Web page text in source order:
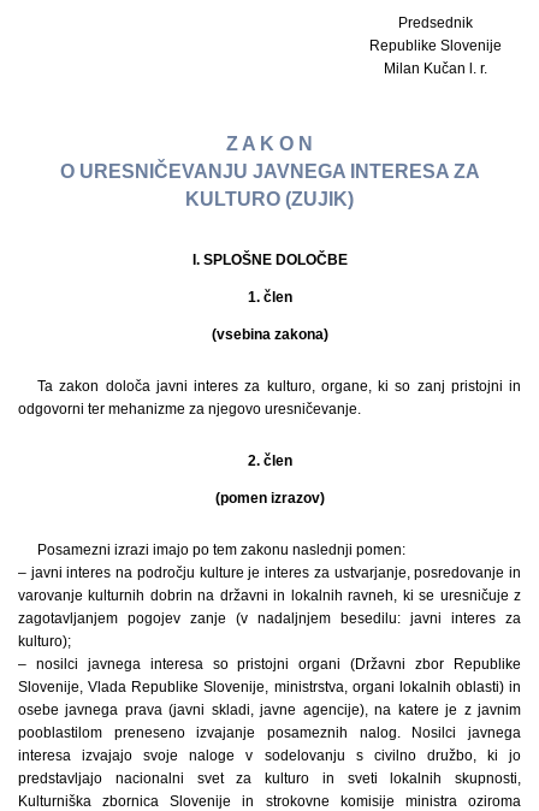
Predsednik
Republike Slovenije
Milan Kučan l. r.
Z A K O N
O URESNIČEVANJU JAVNEGA INTERESA ZA
KULTURO (ZUJIK)
I. SPLOŠNE DOLOČBE
1. člen
(vsebina zakona)
Ta zakon določa javni interes za kulturo, organe, ki so zanj pristojni in
odgovorni ter mehanizme za njegovo uresničevanje.
2. člen
(pomen izrazov)
Posamezni izrazi imajo po tem zakonu naslednji pomen:
– javni interes na področju kulture je interes za ustvarjanje, posredovanje in
varovanje kulturnih dobrin na državni in lokalnih ravneh, ki se uresničuje z
zagotavljanjem pogojev zanje (v nadaljnjem besedilu: javni interes za
kulturo);
– nosilci javnega interesa so pristojni organi (Državni zbor Republike
Slovenije, Vlada Republike Slovenije, ministrstva, organi lokalnih oblasti) in
osebe javnega prava (javni skladi, javne agencije), na katere je z javnim
pooblastilom preneseno izvajanje posameznih nalog. Nosilci javnega
interesa izvajajo svoje naloge v sodelovanju s civilno družbo, ki jo
predstavljajo nacionalni svet za kulturo in sveti lokalnih skupnosti,
Kulturniška zbornica Slovenije in strokovne komisije ministra oziroma